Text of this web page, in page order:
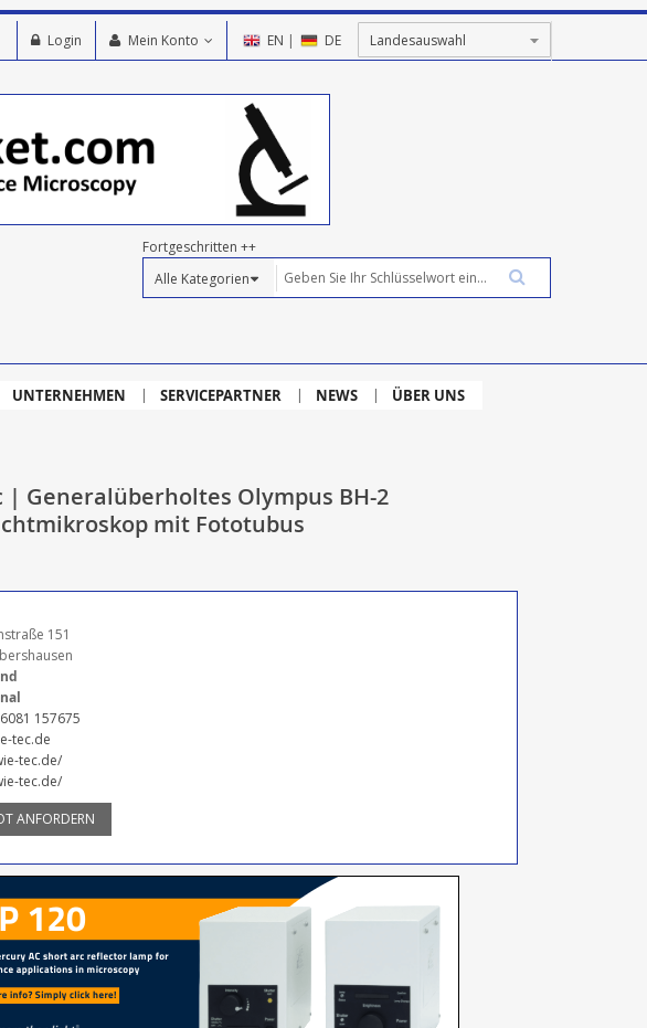
EN | DE
Mein Konto
Login
Fortgeschritten ++
UNTERNEHMEN SERVICEPARTNER NEWS ÜBER UNS
| Generalüberholtes Olympus BH-2
mit Fototubus
151
157675
tec.de
tec.de/
tec.de/
ANFORDERN